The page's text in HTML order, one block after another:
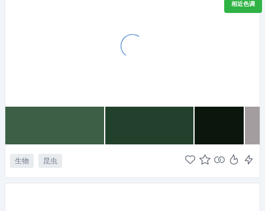
相近色调
生物 昆虫